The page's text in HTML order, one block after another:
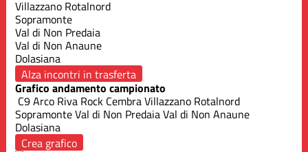
Villazzano Rotalnord
Sopramonte
Val di Non Predaia
Val di Non Anaune
Dolasiana
Alza incontri in trasferta
Grafico andamento campionato
C9 Arco Riva Rock CembraVillazzano Rotalnord
SopramonteVal di Non PredaiaVal di Non Anaune
Dolasiana
Crea grafico